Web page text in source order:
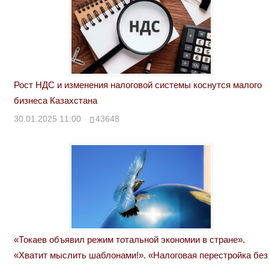
Рост НДС и изменения налоговой системы коснутся малого
бизнеса Казахстана
30.01.2025 11:00 43648
«Токаев объявил режим тотальной экономии в стране».
«Хватит мыслить шаблонами!». «Налоговая перестройка без